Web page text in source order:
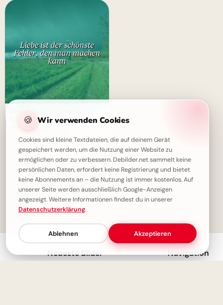
Tiefe Gefühle und wahre
✓ Du hast alles gesehen!
🍪 Wir verwenden Cookies
Cookies sind kleine Textdateien, die auf deinem Gerät
gespeichert werden, um die Nutzung einer Website zu
ermöglichen oder zu verbessern. Debilder.net sammelt keine
persönlichen Daten, erfordert keine Registrierung und bietet
keine Abonnements an – die Nutzung ist immer kostenlos. Auf
unserer Seite werden ausschließlich Google-Anzeigen
angezeigt. Weitere Informationen findest du in unserer
Datenschutzerklärung.
Ablehnen Akzeptieren
Neueste Bilder Navigation